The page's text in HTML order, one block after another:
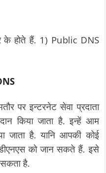
के होते हैं. 1) Public DNS
पर इन्टरनेट सेवा प्रदाता
किया जाता है. इन्हें आम
जाता है. यानि आपकी कोई
को जान सकते हैं. इसे
सकता है.